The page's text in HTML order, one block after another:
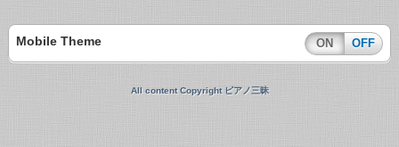
Mobile Theme ON OFF
All content Copyright ピアノ三昧